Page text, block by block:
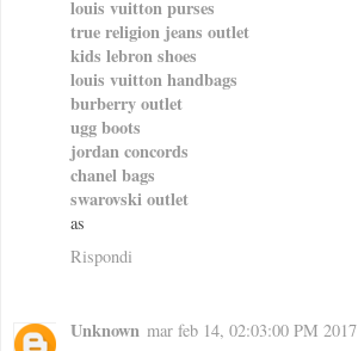
louis vuitton purses
true religion jeans outlet
kids lebron shoes
louis vuitton handbags
burberry outlet
ugg boots
jordan concords
chanel bags
swarovski outlet
as
Rispondi
Unknown mar feb 14, 02:03:00 PM 2017